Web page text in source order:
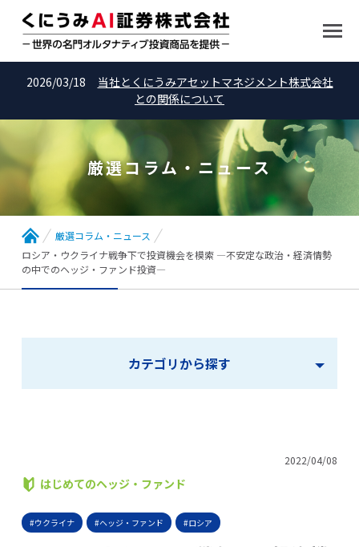
2026/03/18
当社とくにうみアセットマネジメント株式会社
との関係について
厳選コラム・ニュース
厳選コラム・ニュース
ロシア・ウクライナ戦争下で投資機会を模索 ―不安定な政治・経済情勢
の中でのヘッジ・ファンド投資―
カテゴリから探す
2022/04/08
はじめてのヘッジ・ファンド
#ウクライナ #ヘッジ・ファンド #ロシア